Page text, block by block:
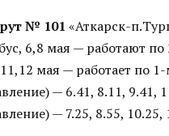
№ 101 «Аткарск-
6,8 мая — работают
мая — работает по
— 6.41, 8.11, 9.41,
— 7.25, 8.55,